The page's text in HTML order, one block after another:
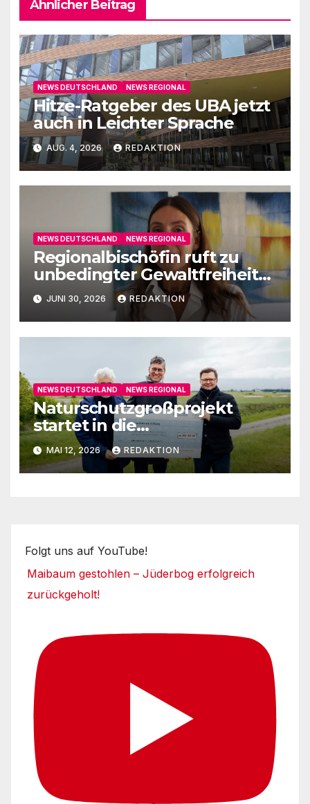
Ähnlicher Beitrag
NEWS DEUTSCHLAND NEWS REGIONAL
Hitze-Ratgeber des UBA jetzt
auch in Leichter Sprache
AUG. 4, 2026 REDAKTION
NEWS DEUTSCHLAND NEWS REGIONAL
Regionalbischöfin ruft zu
unbedingter Gewaltfreiheit
aufJUNI 30, 2026 REDAKTION
NEWS DEUTSCHLAND NEWS REGIONAL
Naturschutzgroßprojekt
startet in die
Umsetzungsphase
MAI 12, 2026 REDAKTION
Folgt uns auf YouTube!
Maibaum gestohlen – Jüderbog erfolgreich
zurückgeholt!